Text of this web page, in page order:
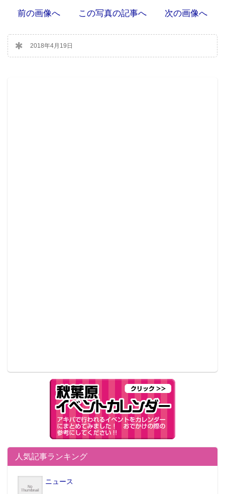
前の画像へ この写真の記事へ 次の画像へ
2018年4月19日
人気記事ランキング
ニュース